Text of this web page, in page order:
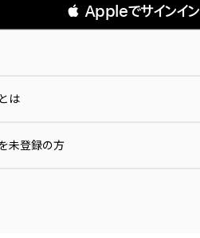
 Appleでサインイン
は
未登録の方